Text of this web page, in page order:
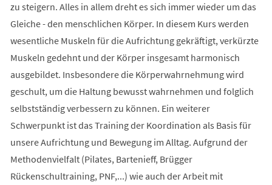
zu steigern. Alles in allem dreht es sich immer wieder um das
Gleiche - den menschlichen Körper. In diesem Kurs werden
wesentliche Muskeln für die Aufrichtung gekräftigt, verkürzte
Muskeln gedehnt und der Körper insgesamt harmonisch
ausgebildet. Insbesondere die Körperwahrnehmung wird
geschult, um die Haltung bewusst wahrnehmen und folglich
selbstständig verbessern zu können. Ein weiterer
Schwerpunkt ist das Training der Koordination als Basis für
unsere Aufrichtung und Bewegung im Alltag. Aufgrund der
Methodenvielfalt (Pilates, Bartenieff, Brügger
Rückenschultraining, PNF,...) wie auch der Arbeit mit